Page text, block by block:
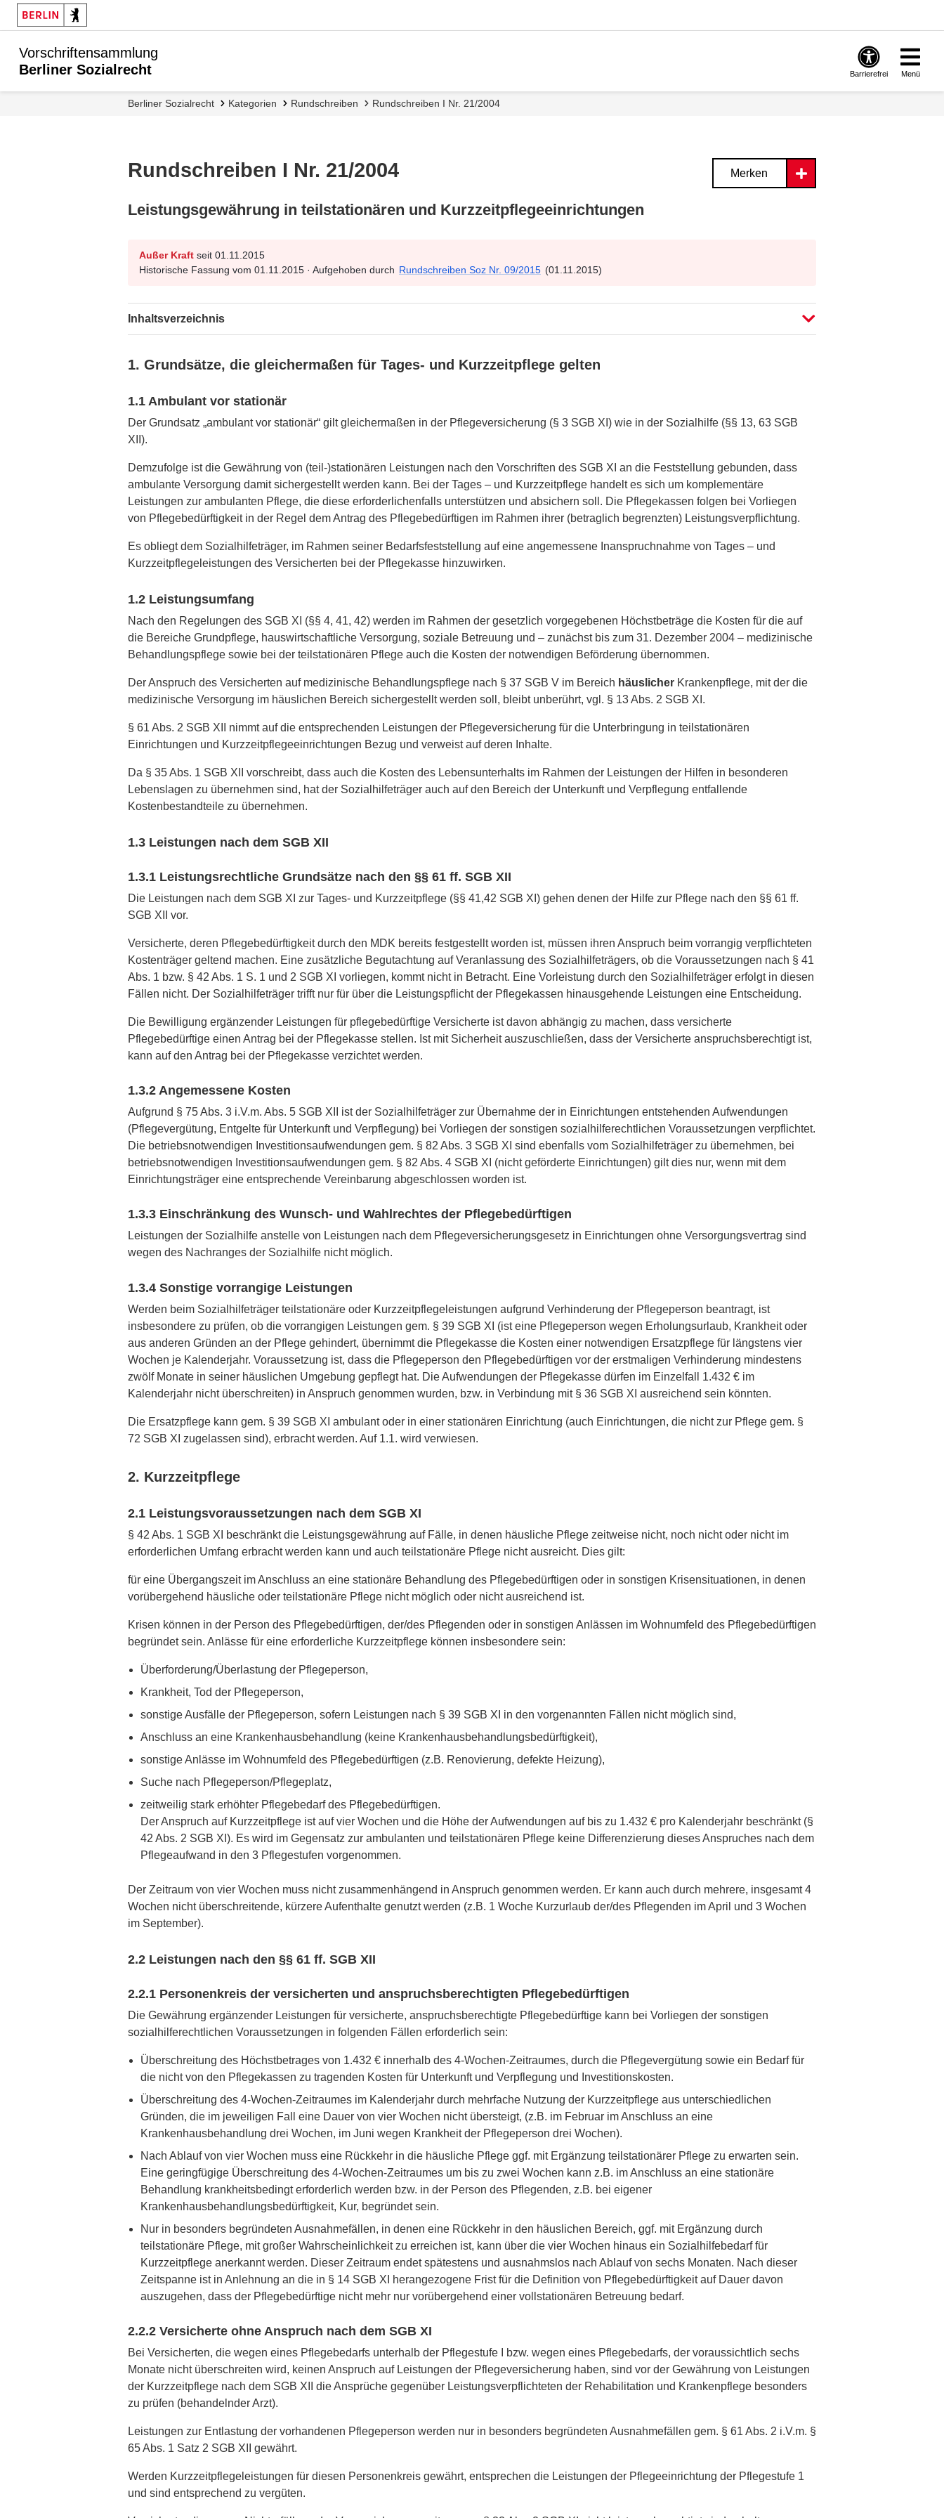
Vorschriftensammlung
Berliner Sozialrecht
Barrierefrei Menü
Berliner Sozialrecht Kategorien Rundschreiben Rundschreiben I Nr. 21/2004
Rundschreiben I Nr. 21/2004 Merken
Leistungsgewährung in teilstationären und Kurzzeitpflegeeinrichtungen
Außer Kraft seit 01.11.2015
Historische Fassung vom 01.11.2015 · Aufgehoben durch Rundschreiben Soz Nr. 09/2015 (01.11.2015)
Inhaltsverzeichnis
1. Grundsätze, die gleichermaßen für Tages- und Kurzzeitpflege gelten
1.1 Ambulant vor stationär
Der Grundsatz „ambulant vor stationär“ gilt gleichermaßen in der Pflegeversicherung (§ 3 SGB XI) wie in der Sozialhilfe (§§ 13, 63 SGB
XII).
Demzufolge ist die Gewährung von (teil-)stationären Leistungen nach den Vorschriften des SGB XI an die Feststellung gebunden, dass
ambulante Versorgung damit sichergestellt werden kann. Bei der Tages – und Kurzzeitpflege handelt es sich um komplementäre
Leistungen zur ambulanten Pflege, die diese erforderlichenfalls unterstützen und absichern soll. Die Pflegekassen folgen bei Vorliegen
von Pflegebedürftigkeit in der Regel dem Antrag des Pflegebedürftigen im Rahmen ihrer (betraglich begrenzten) Leistungsverpflichtung.
Es obliegt dem Sozialhilfeträger, im Rahmen seiner Bedarfsfeststellung auf eine angemessene Inan­spruchnahme von Tages – und
Kurzzeitpflegeleistungen des Versicherten bei der Pflegekasse hinzuwirken.
1.2 Leistungsumfang
Nach den Regelungen des SGB XI (§§ 4, 41, 42) werden im Rahmen der gesetzlich vorgegebenen Höchstbeträge die Kosten für die auf
die Bereiche Grundpflege, hauswirtschaftliche Versorgung, soziale Betreuung und – zunächst bis zum 31. Dezember 2004 – medizinische
Behandlungspflege sowie bei der teilstationären Pflege auch die Kosten der notwendigen Beförderung übernommen.
Der Anspruch des Versicherten auf medizinische Behandlungspflege nach § 37 SGB V im Bereich häuslicher Krankenpflege, mit der die
medizinische Versorgung im häuslichen Bereich sichergestellt werden soll, bleibt unberührt, vgl. § 13 Abs. 2 SGB XI.
§ 61 Abs. 2 SGB XII nimmt auf die entsprechenden Leistungen der Pflegeversicherung für die Unterbringung in teilstationären
Einrichtungen und Kurz­zeitpflegeeinrichtungen Bezug und verweist auf deren Inhalte.
Da § 35 Abs. 1 SGB XII vorschreibt, dass auch die Kosten des Lebensunterhalts im Rahmen der Leistungen der Hilfen in besonderen
Lebenslagen zu übernehmen sind, hat der Sozialhilfeträger auch auf den Bereich der Unterkunft und Verpflegung entfallende
Kostenbestandteile zu übernehmen.
1.3 Leistungen nach dem SGB XII
1.3.1 Leistungsrechtliche Grundsätze nach den §§ 61 ff. SGB XII
Die Leistungen nach dem SGB XI zur Tages- und Kurzzeitpflege (§§ 41,42 SGB XI) gehen denen der Hilfe zur Pflege nach den §§ 61 ff.
SGB XII vor.
Versicherte, deren Pflegebedürftigkeit durch den MDK bereits festgestellt worden ist, müssen ihren Anspruch beim vorrangig verpflichteten
Kostenträger geltend machen. Eine zusätzliche Begutachtung auf Veranlassung des Sozialhilfeträgers, ob die Voraussetzungen nach § 41
Abs. 1 bzw. § 42 Abs. 1 S. 1 und 2 SGB XI vorliegen, kommt nicht in Betracht. Eine Vorleistung durch den Sozialhilfe­träger erfolgt in diesen
Fällen nicht. Der Sozialhilfeträger trifft nur für über die Leistungspflicht der Pflegekassen hinausgehende Leistungen eine Entscheidung.
Die Bewilligung ergänzender Leistungen für pflegebedürftige Versicherte ist davon abhängig zu machen, dass versicherte
Pflegebedürftige einen Antrag bei der Pflegekasse stellen. Ist mit Sicherheit auszuschließen, dass der Versicherte anspruchsberechtigt ist,
kann auf den Antrag bei der Pflegekasse verzichtet werden.
1.3.2 Angemessene Kosten
Aufgrund § 75 Abs. 3 i.V.m. Abs. 5 SGB XII ist der Sozialhilfeträger zur Übernahme der in Einrichtungen entstehenden Aufwendungen
(Pflegevergütung, Entgelte für Unterkunft und Verpflegung) bei Vorliegen der sonstigen sozialhilferechtlichen Voraussetzungen verpflichtet.
Die betriebsnotwendigen Investitionsaufwendungen gem. § 82 Abs. 3 SGB XI sind ebenfalls vom Sozialhilfeträger zu übernehmen, bei
betriebsnotwendigen Investitionsaufwendungen gem. § 82 Abs. 4 SGB XI (nicht geförderte Einrichtungen) gilt dies nur, wenn mit dem
Einrichtungsträger eine entsprechende Vereinbarung abgeschlossen worden ist.
1.3.3 Einschränkung des Wunsch- und Wahlrechtes der Pflegebedürftigen
Leistungen der Sozialhilfe anstelle von Leistungen nach dem Pflegeversicherungsgesetz in Einrichtungen ohne Versorgungsvertrag sind
wegen des Nachranges der Sozialhilfe nicht möglich.
1.3.4 Sonstige vorrangige Leistungen
Werden beim Sozialhilfeträger teilstationäre oder Kurzzeitpflegeleistungen aufgrund Verhinderung der Pflegeperson beantragt, ist
insbesondere zu prüfen, ob die vorrangigen Leistungen gem. § 39 SGB XI (ist eine Pflegeperson wegen Erholungsurlaub, Krankheit oder
aus anderen Gründen an der Pflege gehindert, übernimmt die Pflegekasse die Kosten einer notwendigen Ersatzpflege für längstens vier
Wochen je Kalenderjahr. Voraussetzung ist, dass die Pflegeperson den Pflegebedürftigen vor der erstmaligen Verhinderung mindestens
zwölf Monate in seiner häuslichen Umgebung gepflegt hat. Die Aufwendungen der Pflegekasse dürfen im Einzelfall 1.432 € im
Kalenderjahr nicht überschreiten) in Anspruch genommen wurden, bzw. in Verbindung mit § 36 SGB XI ausreichend sein könnten.
Die Ersatzpflege kann gem. § 39 SGB XI ambulant oder in einer stationären Einrichtung (auch Einrichtungen, die nicht zur Pflege gem. §
72 SGB XI zugelassen sind), erbracht werden. Auf 1.1. wird verwiesen.
2. Kurzzeitpflege
2.1 Leistungsvoraussetzungen nach dem SGB XI
§ 42 Abs. 1 SGB XI beschränkt die Leistungsgewährung auf Fälle, in denen häusliche Pflege zeitweise nicht, noch nicht oder nicht im
erforderlichen Umfang erbracht werden kann und auch teilstationäre Pflege nicht ausreicht. Dies gilt:
für eine Übergangszeit im Anschluss an eine stationäre Behandlung des Pflegebedürftigen oder in sonstigen Krisensituationen, in denen
vorübergehend häusliche oder teilstationäre Pflege nicht möglich oder nicht ausreichend ist.
Krisen können in der Person des Pflegebedürftigen, der/des Pflegenden oder in sonstigen Anlässen im Wohnumfeld des Pflegebedürftigen
begründet sein. Anlässe für eine erforderliche Kurzzeitpflege können insbesondere sein:
Überforderung/Überlastung der Pflegeperson,
Krankheit, Tod der Pflegeperson,
sonstige Ausfälle der Pflegeperson, sofern Leistungen nach § 39 SGB XI in den vorgenannten Fällen nicht möglich sind,
Anschluss an eine Krankenhausbehandlung (keine Krankenhausbehandlungsbedürftigkeit),
sonstige Anlässe im Wohnumfeld des Pflegebedürftigen (z.B. Renovierung, defekte Heizung),
Suche nach Pflegeperson/Pflegeplatz,
zeitweilig stark erhöhter Pflegebedarf des Pflegebedürftigen.
Der Anspruch auf Kurzzeitpflege ist auf vier Wochen und die Höhe der Aufwendungen auf bis zu 1.432 € pro Kalenderjahr beschränkt (§
42 Abs. 2 SGB XI). Es wird im Gegensatz zur ambulanten und teilstationären Pflege keine Differenzierung dieses Anspruches nach dem
Pflegeaufwand in den 3 Pflegestufen vorgenommen.
Der Zeitraum von vier Wochen muss nicht zusammenhängend in Anspruch genommen werden. Er kann auch durch mehrere, insgesamt 4
Wochen nicht überschreitende, kürzere Aufenthalte genutzt werden (z.B. 1 Woche Kurzurlaub der/des Pflegenden im April und 3 Wochen
im September).
2.2 Leistungen nach den §§ 61 ff. SGB XII
2.2.1 Personenkreis der versicherten und anspruchsberechtigten Pflegebedürftigen
Die Gewährung ergänzender Leistungen für versicherte, anspruchsberechtigte Pflegebedürftige kann bei Vorliegen der sonstigen
sozialhilferechtlichen Voraussetzungen in folgenden Fällen erforderlich sein:
Überschreitung des Höchstbetrages von 1.432 € innerhalb des 4-Wochen-Zeitraumes, durch die Pflegevergütung sowie ein Bedarf für
die nicht von den Pflegekassen zu tragenden Kosten für Unterkunft und Verpflegung und Investitionskosten.
Überschreitung des 4-Wochen-Zeitraumes im Kalenderjahr durch mehrfache Nutzung der Kurzzeitpflege aus unterschiedlichen
Gründen, die im jeweiligen Fall eine Dauer von vier Wochen nicht übersteigt, (z.B. im Februar im Anschluss an eine
Krankenhausbehandlung drei Wochen, im Juni wegen Krankheit der Pflegeperson drei Wochen).
Nach Ablauf von vier Wochen muss eine Rückkehr in die häusliche Pflege ggf. mit Ergänzung teilstationärer Pflege zu erwarten sein.
Eine geringfügige Überschreitung des 4-Wochen-Zeitraumes um bis zu zwei Wochen kann z.B. im Anschluss an eine stationäre
Behandlung krankheitsbedingt erforderlich werden bzw. in der Person des Pflegenden, z.B. bei eigener
Krankenhausbehandlungsbedürftigkeit, Kur, begründet sein.
Nur in besonders begründeten Ausnahmefällen, in denen eine Rückkehr in den häuslichen Bereich, ggf. mit Ergänzung durch
teilstationäre Pflege, mit großer Wahrscheinlichkeit zu erreichen ist, kann über die vier Wochen hinaus ein Sozialhilfebedarf für
Kurzzeitpflege anerkannt werden. Dieser Zeitraum endet spätestens und ausnahmslos nach Ablauf von sechs Monaten. Nach dieser
Zeitspanne ist in Anlehnung an die in § 14 SGB XI herangezogene Frist für die Definition von Pflegebedürftigkeit auf Dauer davon
auszugehen, dass der Pflegebedürftige nicht mehr nur vorübergehend einer vollstationären Betreuung bedarf.
2.2.2 Versicherte ohne Anspruch nach dem SGB XI
Bei Versicherten, die wegen eines Pflegebedarfs unterhalb der Pflegestufe I bzw. wegen eines Pflegebedarfs, der voraussichtlich sechs
Monate nicht überschreiten wird, keinen Anspruch auf Leistungen der Pflegeversicherung haben, sind vor der Gewährung von Leistungen
der Kurzzeitpflege nach dem SGB XII die Ansprüche gegenüber Leistungsverpflichteten der Rehabilitation und Krankenpflege besonders
zu prüfen (behandelnder Arzt).
Leistungen zur Entlastung der vorhandenen Pflegeperson werden nur in besonders begründeten Aus­nahmefällen gem. § 61 Abs. 2 i.V.m. §
65 Abs. 1 Satz 2 SGB XII gewährt.
Werden Kurzzeitpflegeleistungen für diesen Personenkreis gewährt, entsprechen die Leistungen der Pflegeeinrichtung der Pflegestufe 1
und sind entsprechend zu vergüten.